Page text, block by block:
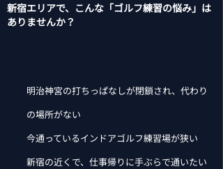
新宿エリアで、こんな「ゴルフ練習の悩み」は
ありませんか？
明治神宮の打ちっぱなしが閉鎖され、代わり
の場所がない
今通っているインドアゴルフ練習場が狭い
新宿の近くで、仕事帰りに手ぶらで通いたい